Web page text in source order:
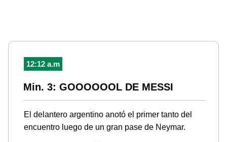
12:12 a.m
Min. 3: GOOOOOOL DE MESSI
El delantero argentino anotó el primer tanto del
encuentro luego de un gran pase de Neymar.